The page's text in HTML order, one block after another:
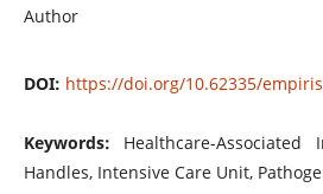
Author
DOI: https://doi.org/10.62335/
Keywords: Healthcare-Associated
Handles, Intensive Care Unit,